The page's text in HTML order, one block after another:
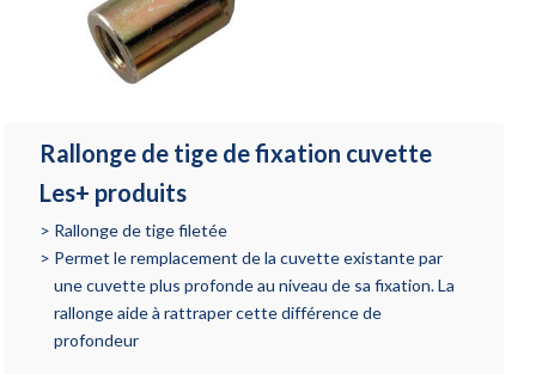
Rallonge de tige de fixation cuvette
Les+ produits
Rallonge de tige filetée
Permet le remplacement de la cuvette existante par
une cuvette plus profonde au niveau de sa fixation. La
rallonge aide à rattraper cette différence de
profondeur